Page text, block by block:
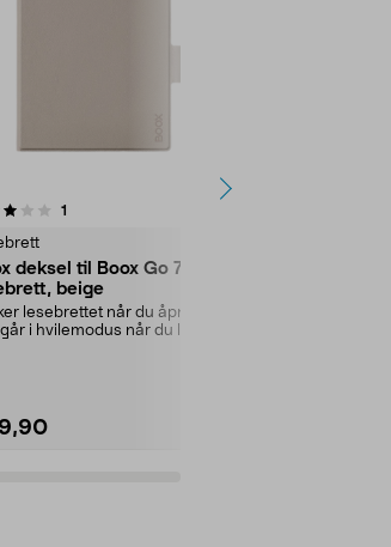
1
deksel til Boox Go 7
beige
lesebrettet når du åpner
i hvilemodus når du lukker
4.5 av 5 stjerner